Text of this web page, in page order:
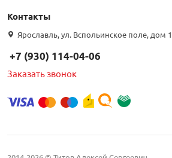
Контакты
Ярославль, ул. Вспольинское поле, дом
+7 (930) 114-04-06
Заказать звонок